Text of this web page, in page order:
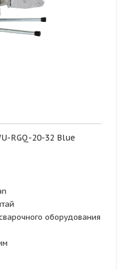
RGQ-20-32 Blue
оборудования